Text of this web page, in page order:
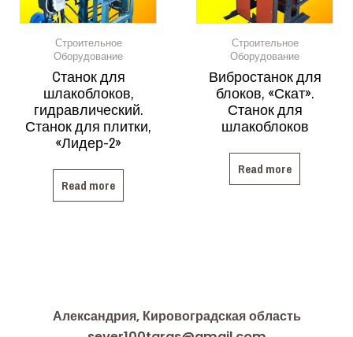
Строительное
Оборудование
Cтанок для
шлакоблоков,
гидравлический.
Станок для плитки,
«Лидер-2»
Read more
Строительное
Оборудование
Вибростанок для
блоков, «Скат».
Станок для
шлакоблоков
Read more
Александрия, Кировоградская область